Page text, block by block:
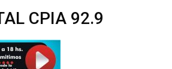
CPIA 92.9